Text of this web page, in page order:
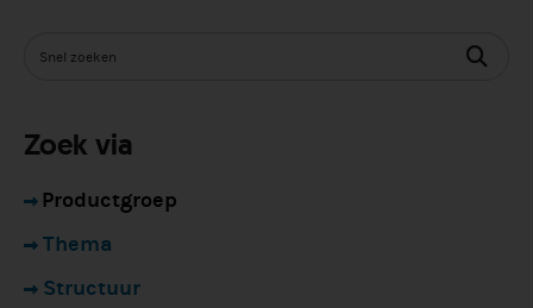
Zoek via
Productgroep
Thema
Structuur